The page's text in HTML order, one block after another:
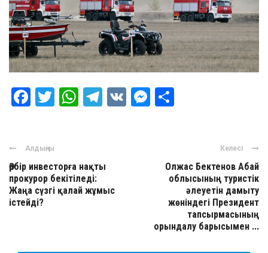
Facebook
Twitter
WhatsApp
Telegram
VK Messenger
Алдыңғы
Әрбір инвесторға нақты
прокурор бекітіледі:
Жаңа сүзгі қалай жұмыс
істейді?
Келесі
Олжас Бектенов Абай
облысының туристік
әлеуетін дамыту
жөніндегі Президент
тапсырмасының
орындалу барысымен ...